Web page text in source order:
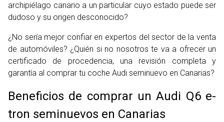
archipiélago canario a un particular cuyo estado puede ser
dudoso y su origen desconocido?
¿No sería mejor confiar en expertos del sector de la venta
de automóviles? ¿Quién si no nosotros te va a ofrecer un
certificado de procedencia, una revisión completa y
garantía al comprar tu coche Audi seminuevo en Canarias?
Beneficios de comprar un Audi Q6 e-
tron seminuevos en Canarias